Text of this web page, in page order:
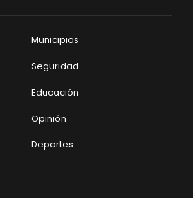
Municipios
Seguridad
Educación
Opinión
Deportes